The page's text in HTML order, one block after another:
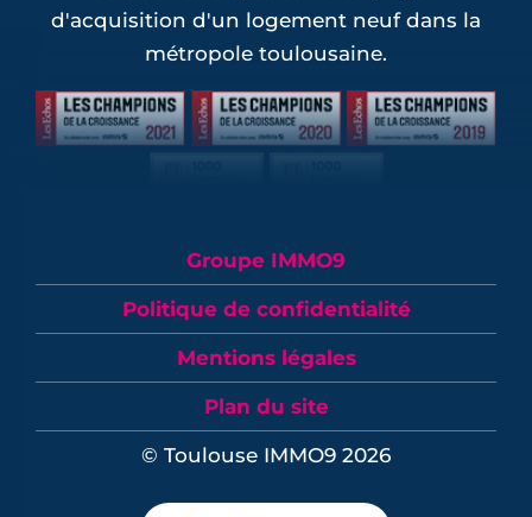
d'acquisition d'un logement neuf dans la
métropole toulousaine.
Groupe IMMO9
Politique de confidentialité
Mentions légales
Plan du site
© Toulouse IMMO9 2026